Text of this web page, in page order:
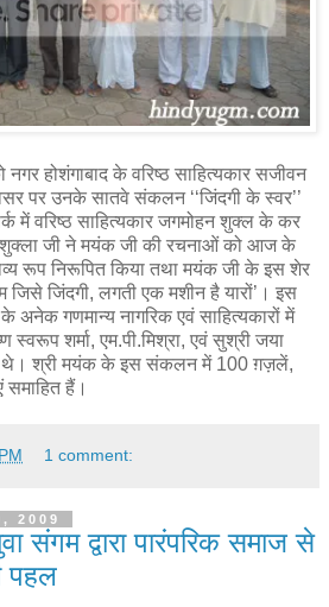
होशंगाबाद के वरिष्ठ साहित्यकार सजीवन
पर उनके सातवे संकलन ‘‘जिंदगी के स्वर’’
में वरिष्ठ साहित्यकार जगमोहन शुक्ल के कर
शुक्ला जी ने मयंक जी की रचनाओं को आज के
रूप निरूपित किया तथा मयंक जी के इस शेर
जिसे जिंदगी, लगती एक मशीन है यारों’। इस
अनेक गणमान्य नागरिक एवं साहित्यकारों में
स्वरूप शर्मा, एम.पी.मिश्रा, एवं सुश्री जया
थे। श्री मयंक के इस संकलन में 100 ग़ज़लें,
हैं।
1 comment:
2009
संगम द्वारा पारंपरिक समाज से
पहल